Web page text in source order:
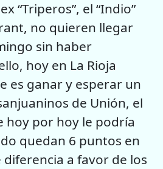
“Triperos”, el “Indio”
no quieren llegar
sin haber
hoy en La Rioja
es ganar y esperar un
de Unión, el
hoy por hoy le podría
quedan 6 puntos en
a favor de los